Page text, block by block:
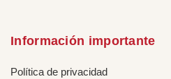
Información importante
Política de privacidad